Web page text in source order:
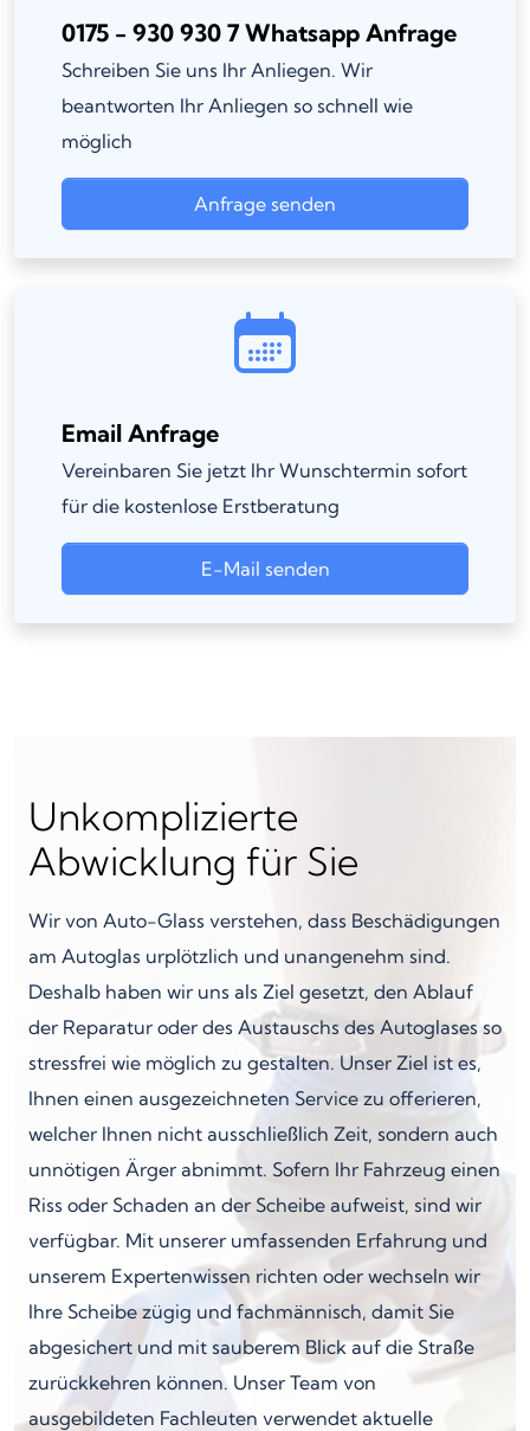
0175 - 930 930 7 Whatsapp Anfrage
Schreiben Sie uns Ihr Anliegen. Wir
beantworten Ihr Anliegen so schnell wie
möglich
Anfrage senden
Email Anfrage
Vereinbaren Sie jetzt Ihr Wunschtermin sofort
für die kostenlose Erstberatung
E-Mail senden
Unkomplizierte
Abwicklung für Sie
Wir von Auto-Glass verstehen, dass Beschädigungen
am Autoglas urplötzlich und unangenehm sind.
Deshalb haben wir uns als Ziel gesetzt, den Ablauf
der Reparatur oder des Austauschs des Autoglases so
stressfrei wie möglich zu gestalten. Unser Ziel ist es,
Ihnen einen ausgezeichneten Service zu offerieren,
welcher Ihnen nicht ausschließlich Zeit, sondern auch
unnötigen Ärger abnimmt. Sofern Ihr Fahrzeug einen
Riss oder Schaden an der Scheibe aufweist, sind wir
verfügbar. Mit unserer umfassenden Erfahrung und
unserem Expertenwissen richten oder wechseln wir
Ihre Scheibe zügig und fachmännisch, damit Sie
abgesichert und mit sauberem Blick auf die Straße
zurückkehren können. Unser Team von
ausgebildeten Fachleuten verwendet aktuelle